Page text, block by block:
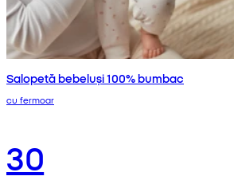
Salopetă bebeluși 100% bumbac
cu fermoar
30